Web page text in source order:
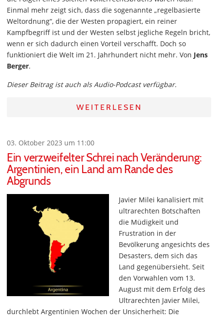
Einmal mehr zeigt sich, dass die sogenannte „regelbasierte
Weltordnung“, die der Westen propagiert, ein reiner
Kampfbegriff ist und der Westen selbst jegliche Regeln bricht,
wenn er sich dadurch einen Vorteil verschafft. Doch so
funktioniert die Welt im 21. Jahrhundert nicht mehr. Von Jens
Berger.
Dieser Beitrag ist auch als Audio-Podcast verfügbar.
WEITERLESEN
03. Oktober 2023 um 11:00
Ein verzweifelter Schrei nach Veränderung:
Argentinien, ein Land am Rande des
Abgrunds
Javier Milei kanalisiert mit
ultrarechten Botschaften
die Müdigkeit und
Frustration in der
Bevölkerung angesichts des
Desasters, dem sich das
Land gegenübersieht. Seit
den Vorwahlen vom 13.
August mit dem Erfolg des
Ultrarechten Javier Milei,
durchlebt Argentinien Wochen der Unsicherheit: Die